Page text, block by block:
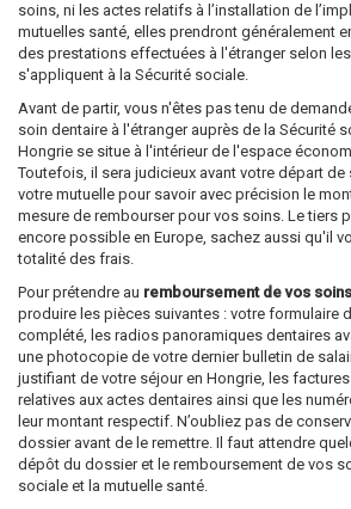
soins, ni les actes relatifs à l’installation de
mutuelles santé, elles prendront généralement
des prestations effectuées à l'étranger selon
s'appliquent à la Sécurité sociale.
Avant de partir, vous n'êtes pas tenu de
soin dentaire à l'étranger auprès de la Sécurité
Hongrie se situe à l'intérieur de l'espace
Toutefois, il sera judicieux avant votre départ de
votre mutuelle pour savoir avec précision le
mesure de rembourser pour vos soins. Le tiers
encore possible en Europe, sachez aussi qu'il
totalité des frais.
Pour prétendre au remboursement de vos
produire les pièces suivantes : votre formulaire
complété, les radios panoramiques dentaires
une photocopie de votre dernier bulletin de
justifiant de votre séjour en Hongrie, les
relatives aux actes dentaires ainsi que les
leur montant respectif. N’oubliez pas de
dossier avant de le remettre. Il faut attendre
dépôt du dossier et le remboursement de vos
sociale et la mutuelle santé.